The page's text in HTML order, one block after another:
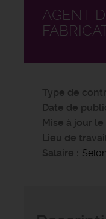
AGENT
Type de
Date de
Mise à jour le
Lieu de
Salaire